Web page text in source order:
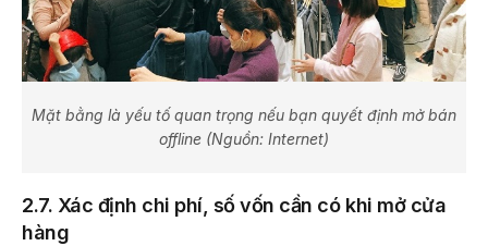
Mặt bằng là yếu tố quan trọng nếu bạn quyết định mở bán
offline (Nguồn: Internet)
2.7. Xác định chi phí, số vốn cần có khi mở cửa
hàng